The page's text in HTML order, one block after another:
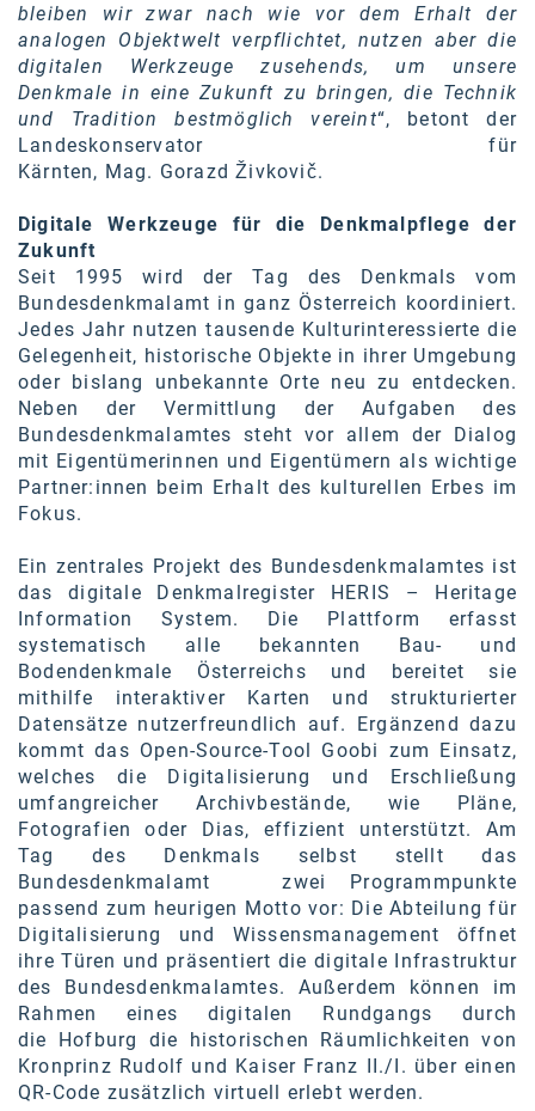
bleiben wir zwar nach wie vor dem Erhalt der
analogen Objektwelt verpflichtet, nutzen aber die
digitalen Werkzeuge zusehends, um unsere
Denkmale in eine Zukunft zu bringen, die Technik
und Tradition bestmöglich vereint“, betont der
Landeskonservator für
Kärnten, Mag. Gorazd Živkovič.
Digitale Werkzeuge für die Denkmalpflege der
Zukunft
Seit 1995 wird der Tag des Denkmals vom
Bundesdenkmalamt in ganz Österreich koordiniert.
Jedes Jahr nutzen tausende Kulturinteressierte die
Gelegenheit, historische Objekte in ihrer Umgebung
oder bislang unbekannte Orte neu zu entdecken.
Neben der Vermittlung der Aufgaben des
Bundesdenkmalamtes steht vor allem der Dialog
mit Eigentümerinnen und Eigentümern als wichtige
Partner:innen beim Erhalt des kulturellen Erbes im
Fokus.
Ein zentrales Projekt des Bundesdenkmalamtes ist
das digitale Denkmalregister HERIS – Heritage
Information System. Die Plattform erfasst
systematisch alle bekannten Bau- und
Bodendenkmale Österreichs und bereitet sie
mithilfe interaktiver Karten und strukturierter
Datensätze nutzerfreundlich auf. Ergänzend dazu
kommt das Open-Source-Tool Goobi zum Einsatz,
welches die Digitalisierung und Erschließung
umfangreicher Archivbestände, wie Pläne,
Fotografien oder Dias, effizient unterstützt. Am
Tag des Denkmals selbst stellt das
Bundesdenkmalamt zwei Programmpunkte
passend zum heurigen Motto vor: Die Abteilung für
Digitalisierung und Wissensmanagement öffnet
ihre Türen und präsentiert die digitale Infrastruktur
des Bundesdenkmalamtes. Außerdem können im
Rahmen eines digitalen Rundgangs durch
die Hofburg die historischen Räumlichkeiten von
Kronprinz Rudolf und Kaiser Franz II./I. über einen
QR-Code zusätzlich virtuell erlebt werden.